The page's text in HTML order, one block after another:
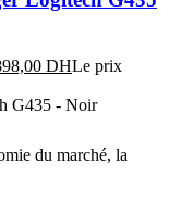
du marché, la
DHLe prix
G435 - Noir